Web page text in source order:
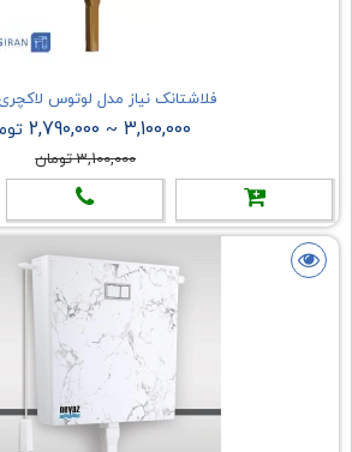
فلاشتانک نیاز مدل لوتوس
3,100,000
~
2,790,000
3,100,000 تومان